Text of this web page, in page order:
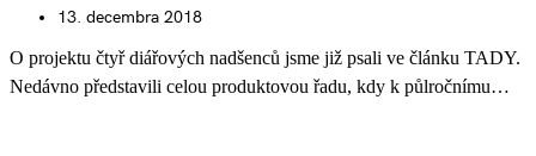
13. decembra 2018
O projektu čtyř diářových nadšenců jsme již psali ve článku TADY.
Nedávno představili celou produktovou řadu, kdy k půlročnímu…